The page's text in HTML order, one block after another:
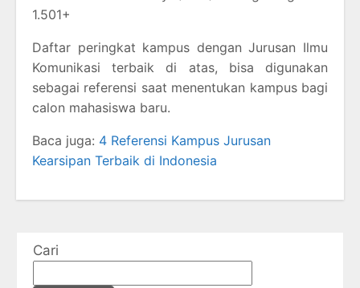
1.501+
Daftar peringkat kampus dengan Jurusan Ilmu
Komunikasi terbaik di atas, bisa digunakan
sebagai referensi saat menentukan kampus bagi
calon mahasiswa baru.
Baca juga: 4 Referensi Kampus Jurusan
Kearsipan Terbaik di Indonesia
Cari